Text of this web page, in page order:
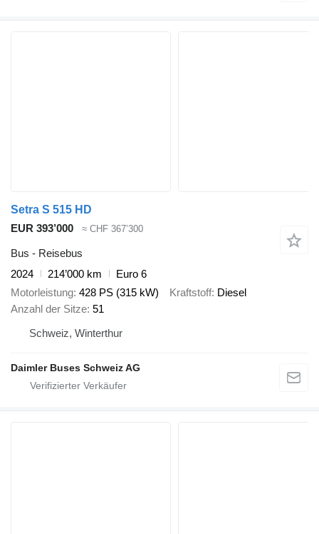
Setra S 515 HD
EUR 393’000
≈ CHF 367’300
Bus - Reisebus
2024
214’000 km
Euro 6
Motorleistung 428 PS (315 kW) Kraftstoff Diesel
Anzahl der Sitze 51
Schweiz, Winterthur
Daimler Buses Schweiz AG